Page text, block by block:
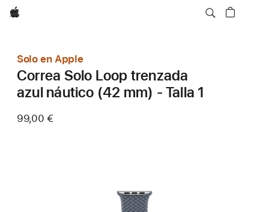
Apple
Solo en Apple
Correa Solo Loop trenzada
azul náutico (42 mm) - Talla 1
99,00 €